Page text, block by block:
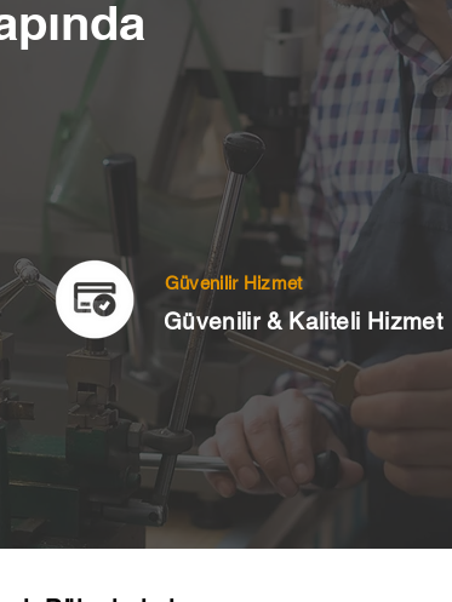
Güvenilir Hizmet
Güvenilir & Kaliteli Hizmet